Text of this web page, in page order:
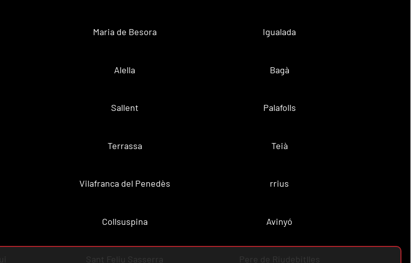
Maria de Besora Igualada
Alella Bagà
Sallent Palafolls
Terrassa Teià
Vilafranca del Penedès rrius
Collsuspina Avinyó
Sant Feliu Sasserra Pere de Riudebitlles